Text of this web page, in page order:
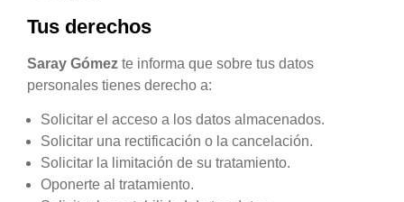
Tus derechos
Saray Gómez te informa que sobre tus datos
personales tienes derecho a:
Solicitar el acceso a los datos almacenados.
Solicitar una rectificación o la cancelación.
Solicitar la limitación de su tratamiento.
Oponerte al tratamiento.